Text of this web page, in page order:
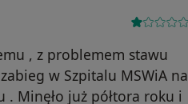
, z problemem stawu
w Szpitalu MSWiA na
. Minęło już półtora roku i